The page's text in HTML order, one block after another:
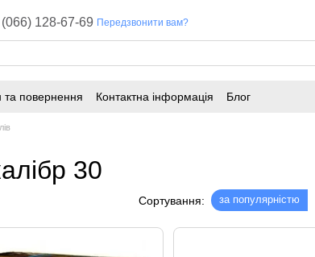
(066) 128-67-69 Передзвонити вам?
та повернення Контактна інформація Блог
30
Сортування: за популярністю